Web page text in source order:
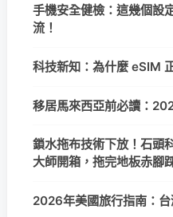
手機安全健檢：這幾個設
流！
科技新知：為什麼 eSIM
移居馬來西亞前必讀：
鎖水拖布技術下放！石頭
大師開箱，拖完地板赤腳
2026年美國旅行指南：